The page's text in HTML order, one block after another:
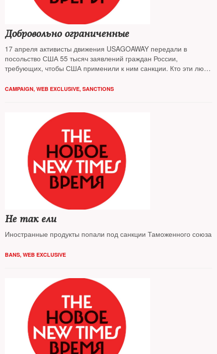
Добровольно ограниченные
17 апреля активисты движения USAGOAWAY передали в
посольство США 55 тысяч заявлений граждан России,
требующих, чтобы США применили к ним санкции. Кто эти люди
CAMPAIGN, WEB EXCLUSIVE, SANCTIONS
Не так ели
Иностранные продукты попали под санкции Таможенного союза
BANS, WEB EXCLUSIVE